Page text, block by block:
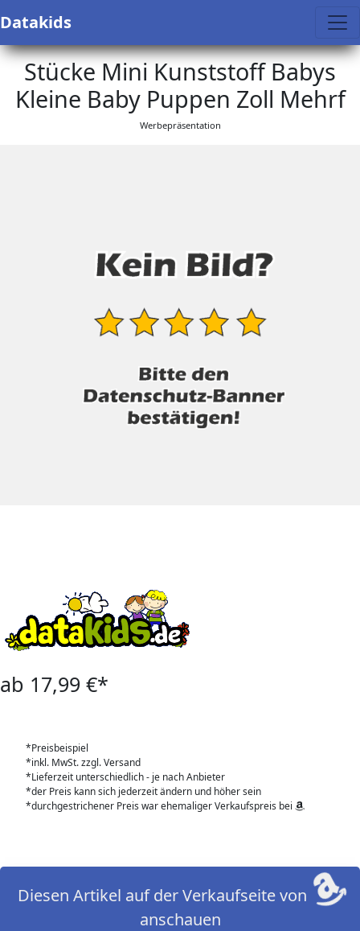
Datakids
Stücke Mini Kunststoff Babys
Kleine Baby Puppen Zoll Mehrf
Werbepräsentation
ab 17,99 €*
*Preisbeispiel
*inkl. MwSt. zzgl. Versand
*Lieferzeit unterschiedlich - je nach Anbieter
*der Preis kann sich jederzeit ändern und höher sein
*durchgestrichener Preis war ehemaliger Verkaufspreis bei
Diesen Artikel auf der Verkaufseite von
anschauen